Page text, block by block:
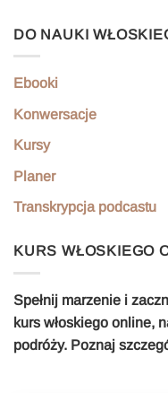
DO NAUKI
Ebooki
Konwersacje
Kursy
Planer
Transkrypcja podcastu
KURS WŁOSKIEGO
Spełnij marzenie i
kurs włoskiego online,
podróży. Poznaj